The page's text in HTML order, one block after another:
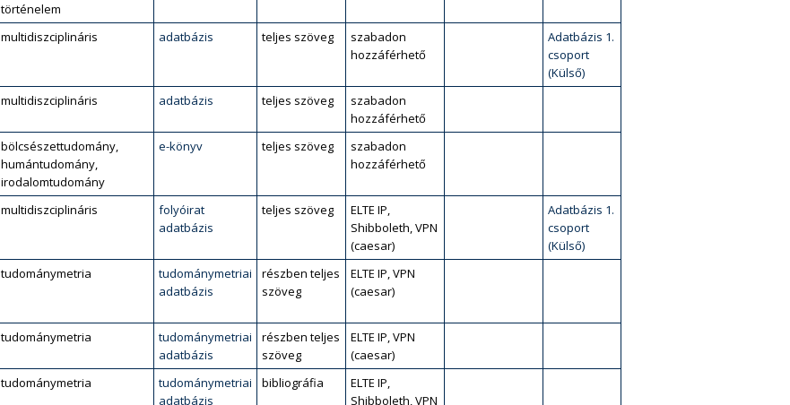
történelem
multidiszciplináris adatbázis teljes szöveg
szabadon
hozzáférhető
Adatbázis 1.
csoport
(Külső)
multidiszciplináris adatbázis teljes szöveg
szabadon
hozzáférhető
bölcsészettudomány,
humántudomány,
irodalomtudomány
e-könyv teljes szöveg
szabadon
hozzáférhető
multidiszciplináris
folyóirat
adatbázis
teljes szöveg
ELTE IP,
Shibboleth, VPN
(caesar)
Adatbázis 1.
csoport
(Külső)
tudománymetria
tudománymetriai
adatbázis
részben teljes
szöveg
ELTE IP, VPN
(caesar)
tudománymetria
tudománymetriai
adatbázis
részben teljes
szöveg
ELTE IP, VPN
(caesar)
tudománymetria
tudománymetriai
adatbázis
bibliográfia
ELTE IP,
Shibboleth, VPN